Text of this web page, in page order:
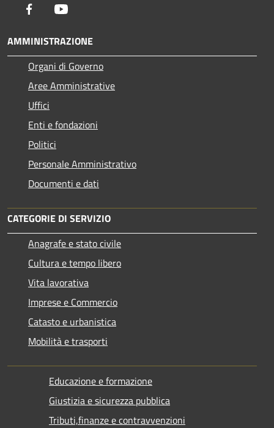
Facebook
AMMINISTRAZIONE
Organi di Governo
Aree Amministrative
Uffici
Enti e fondazioni
Politici
Personale Amministrativo
Documenti e dati
CATEGORIE DI SERVIZIO
Anagrafe e stato civile
Cultura e tempo libero
Vita lavorativa
Imprese e Commercio
Catasto e urbanistica
Mobilità e trasporti
Educazione e formazione
Giustizia e sicurezza pubblica
Tributi,finanze e contravvenzioni